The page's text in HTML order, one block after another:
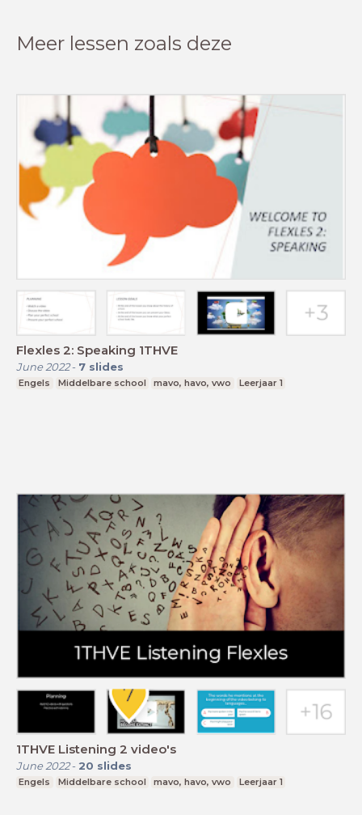
Meer lessen zoals deze
Flexles 2: Speaking 1THVE
June 2022- 7 slides
Engels Middelbare school mavo, havo, vwo Leerjaar 1
1THVE Listening 2 video's
June 2022- 20 slides
Engels Middelbare school mavo, havo, vwo Leerjaar 1